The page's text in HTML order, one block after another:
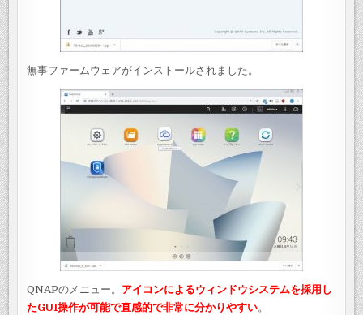
無事ファームウェアがインストールされました。
QNAPのメニュー。 アイコンによるウィンドウシステムを採用し
たGUI操作が可能で直感的で非常に分かりやすい。